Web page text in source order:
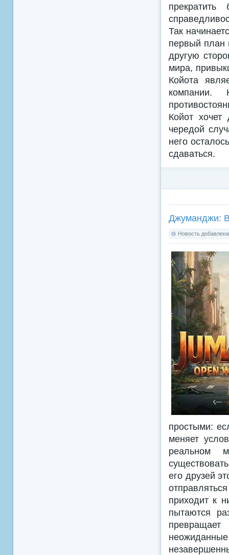
Так
первый план
другую
мира,
Койота
компании.
Койот хочет
чередой
него
сдаваться.
Джуманджи:
Новость
простыми:
меняет
реальном
его друзей
приходит к
пытаются